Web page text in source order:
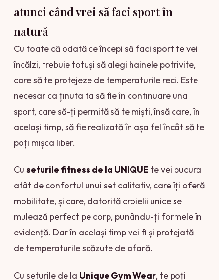
atunci când vrei să faci sport în
natură
Cu toate că odată ce începi să faci sport te vei
încălzi, trebuie totuși să alegi hainele potrivite,
care să te protejeze de temperaturile reci. Este
necesar ca ținuta ta să fie în continuare una
sport, care să-ți permită să te miști, însă care, în
același timp, să fie realizată în așa fel încât să te
poți mișca liber.
Cu seturile fitness de la UNIQUE te vei bucura
atât de confortul unui set calitativ, care îți oferă
mobilitate, și care, datorită croielii unice se
mulează perfect pe corp, punându-ți formele în
evidență. Dar în același timp vei fi și protejată
de temperaturile scăzute de afară.
Cu seturile de la Unique Gym Wear, te poți